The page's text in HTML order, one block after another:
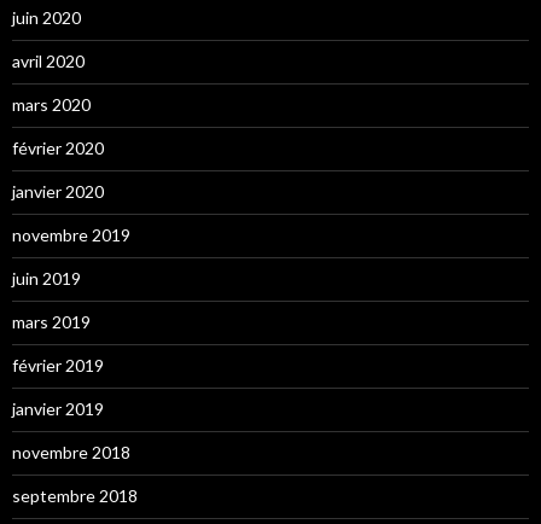
juin 2020
avril 2020
mars 2020
février 2020
janvier 2020
novembre 2019
juin 2019
mars 2019
février 2019
janvier 2019
novembre 2018
septembre 2018